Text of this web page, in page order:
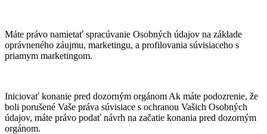
Máte právo namietať spracúvanie Osobných údajov na základe
oprávneného záujmu, marketingu, a profilovania súvisiaceho s
priamym marketingom.
Iniciovať konanie pred dozorným orgánom Ak máte podozrenie, že
boli porušené Vaše práva súvisiace s ochranou Vašich Osobných
údajov, máte právo podať návrh na začatie konania pred dozorným
orgánom.